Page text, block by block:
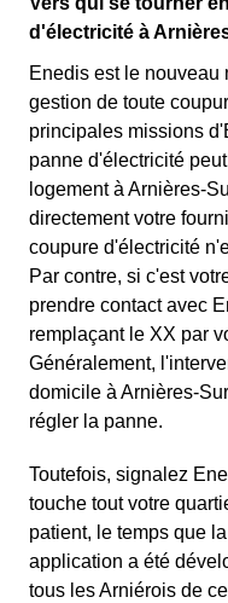
d'électricité à
Enedis est le nouveau
gestion de toute
principales missions
panne d'électricité
logement à Arnières-
directement votre
coupure d'électricité
Par contre, si c'est
prendre contact avec
remplaçant le XX par
Généralement,
domicile à Arnières-
régler la panne.
Toutefois, signalez
touche tout votre
patient, le temps que
application a été
tous les Arniérois de